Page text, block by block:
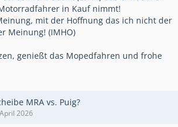
in Kauf nimmt!
mit der Hoffnung das ich nicht der
Meinung! (IMHO)
genießt das Mopedfahren und frohe
MRA vs. Puig?
2026